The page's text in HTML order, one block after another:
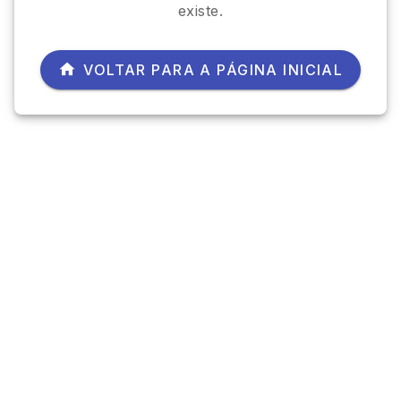
existe.
VOLTAR PARA A PÁGINA INICIAL